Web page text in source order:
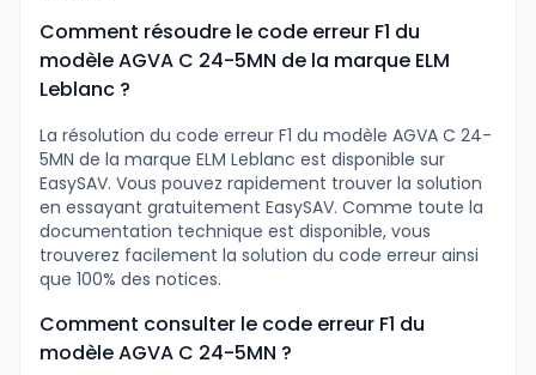
Comment résoudre le code erreur F1 du
modèle AGVA C 24-5MN de la marque ELM
Leblanc ?
La résolution du code erreur F1 du modèle AGVA C 24-
5MN de la marque ELM Leblanc est disponible sur
EasySAV. Vous pouvez rapidement trouver la solution
en essayant gratuitement EasySAV. Comme toute la
documentation technique est disponible, vous
trouverez facilement la solution du code erreur ainsi
que 100% des notices.
Comment consulter le code erreur F1 du
modèle AGVA C 24-5MN ?